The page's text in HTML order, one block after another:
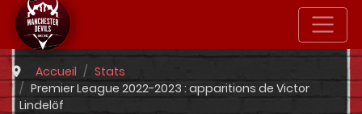
Accueil
Stats
Premier League 2022-2023 : apparitions de Victor
Lindelöf